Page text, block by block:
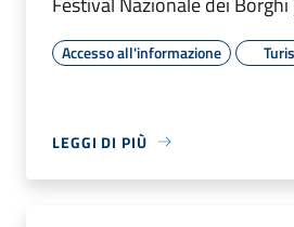
Accesso all'informazione
LEGGI DI PIÙ